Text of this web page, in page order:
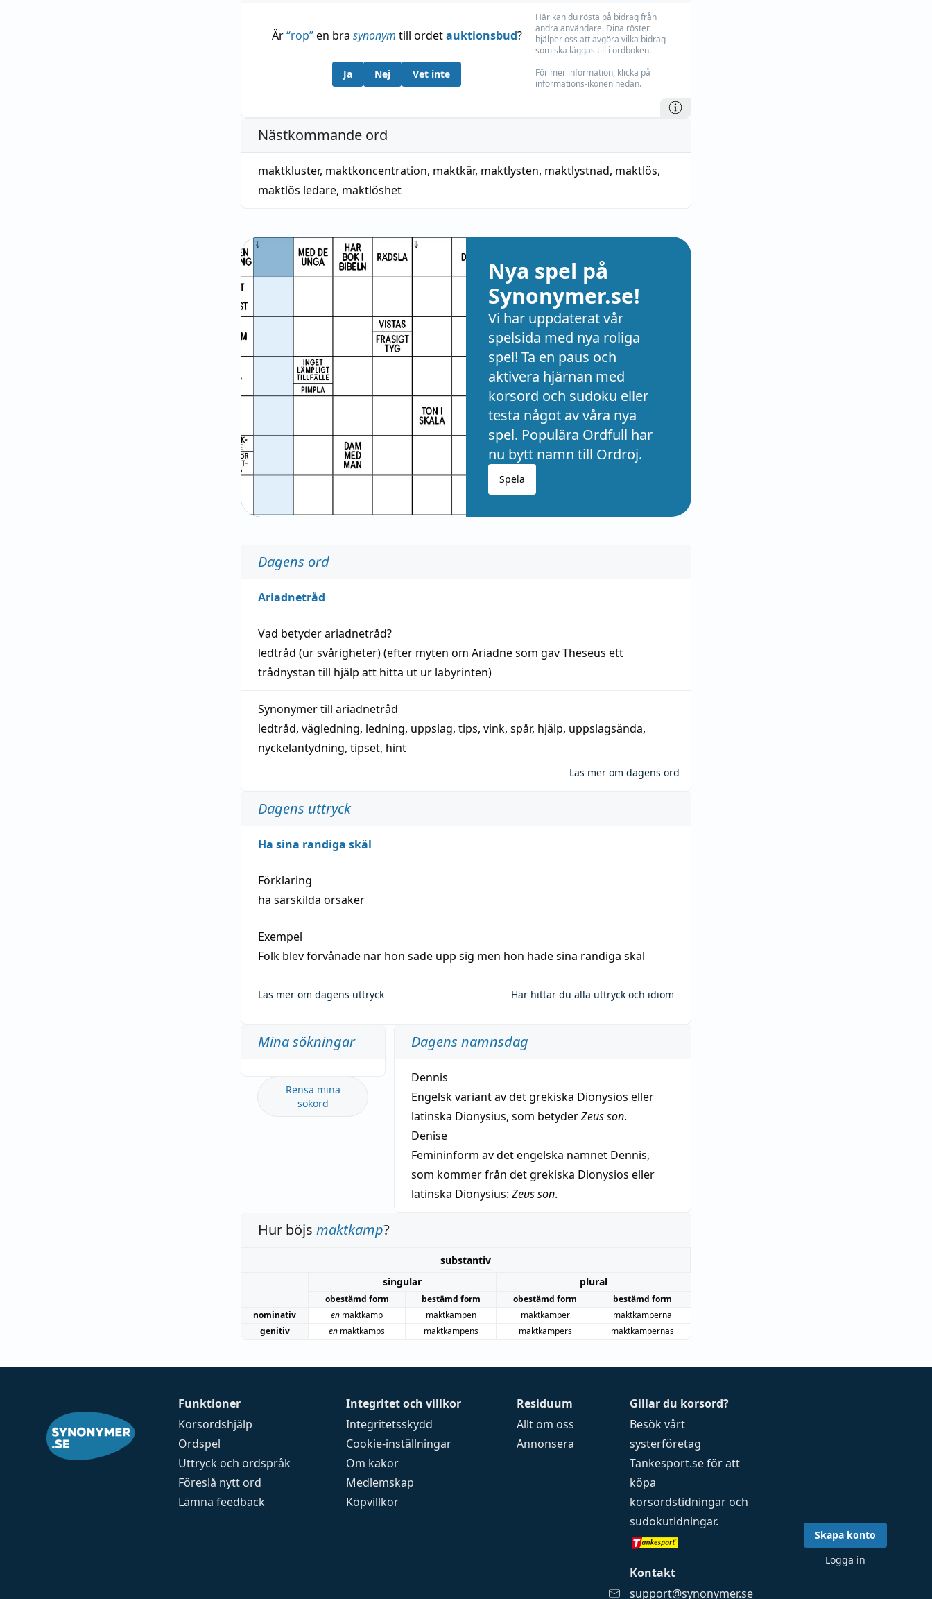
Är“rop”en bra synonym till ordetauktionsbud?
Ja Nej Vet inte
Här kan du rösta på bidrag från
andra användare. Dina röster
hjälper oss att avgöra vilka bidrag
som ska läggas till i ordboken.
För mer information, klicka på
informations-ikonen nedan.
Nästkommande ord
maktkluster, maktkoncentration, maktkär, maktlysten, maktlystnad, maktlös,
maktlös ledare, maktlöshet
Nya spel på
Synonymer.se!
Vi har uppdaterat vår
spelsida med nya roliga
spel! Ta en paus och
aktivera hjärnan med
korsord och sudoku eller
testa något av våra nya
spel. Populära Ordfull har
nu bytt namn till Ordröj.
Spela
Dagens ord
Ariadnetråd
Vad betyderariadnetråd?
ledtråd (ur svårigheter) (efter myten om Ariadne som gav Theseus ett
trådnystan till hjälp att hitta ut ur labyrinten)
Synonymer till ariadnetråd
ledtråd, vägledning, ledning, uppslag, tips, vink, spår, hjälp, uppslagsända,
nyckelantydning, tipset, hint
Läs mer om dagens ord
Dagens uttryck
Ha sina randiga skäl
Förklaring
ha särskilda orsaker
Exempel
Folk blev förvånade när hon sade upp sig men hon hade sina randiga skäl
Läs mer om dagens uttryck Här hittar du alla uttryck och idiom
Mina sökningar
Rensa mina
sökord
Dagens namnsdag
Dennis
Engelsk variant av det grekiska Dionysios eller
latinska Dionysius, som betyderZeus son.
Denise
Femininform av det engelska namnet Dennis,
som kommer från det grekiska Dionysios eller
latinska Dionysius: Zeus son.
Hur böjs maktkamp?
substantiv
singular
plural
obestämd form bestämd form obestämd form
bestämd form
nominativ
en maktkamp maktkampen maktkamper
maktkamperna
genitiv
en maktkamps maktkampens maktkampers maktkampernas
Funktioner
Korsordshjälp
Ordspel
Uttryck och ordspråk
Föreslå nytt ord
Lämna feedback
Integritet och villkor
Integritetsskydd
Cookie-inställningar
Om kakor
Medlemskap
Köpvillkor
Residuum
Allt om oss
Annonsera
Gillar du korsord?
Besök vårt
systerföretag
Tankesport.seför att
köpa
korsordstidningar och
sudokutidningar.
Kontakt
support@synonymer.se
Skapa konto
Logga in